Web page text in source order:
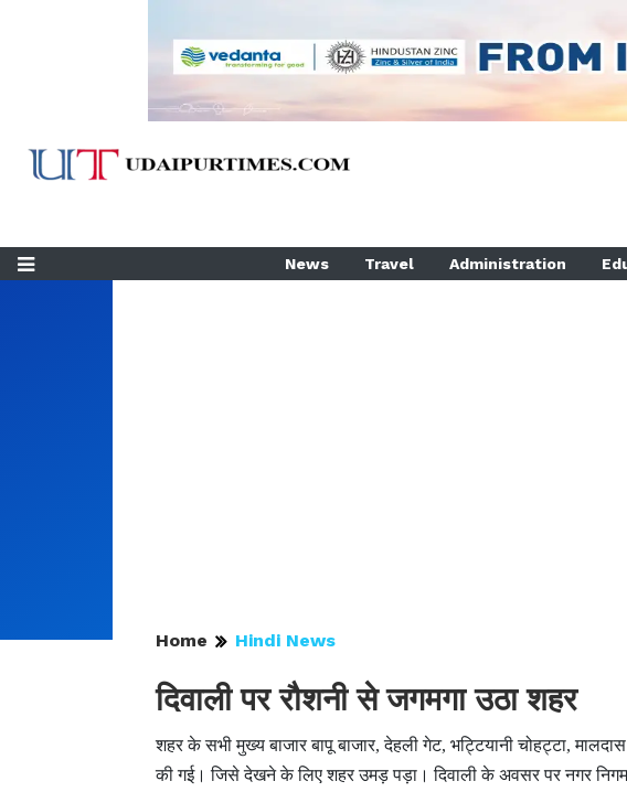
News Travel Administration
Home Hindi News
दिवाली पर रौशनी से जगमगा उठा शहर
शहर के सभी मुख्य बाजार बापू बाजार, देहली गेट, भट्टियानी चोहट्टा,
की गई। जिसे देखने के लिए शहर उमड़ पड़ा। दिवाली के अवसर पर नगर निगम